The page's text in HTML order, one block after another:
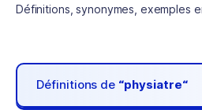
Définitions, synonymes, exemples
Définitions de “physiatre“